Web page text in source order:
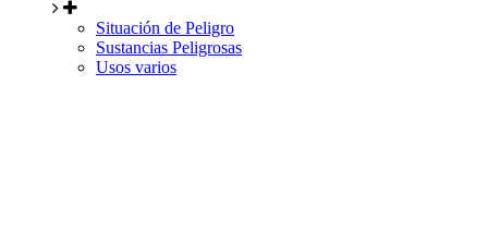
Situación de Peligro
Sustancias Peligrosas
Usos varios